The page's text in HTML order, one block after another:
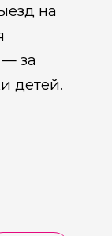
на
за
детей.